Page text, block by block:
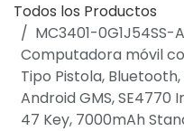
Todos los Productos
MC3401-0G1J54SS-
Computadora móvil
Tipo Pistola,
Android GMS, SE4770
47 Key, 7000mAh